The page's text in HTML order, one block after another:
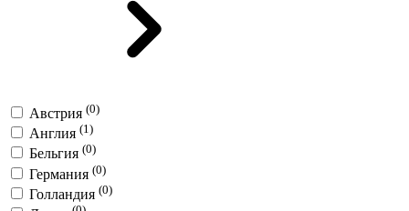
Австрия (0)
Англия (1)
Бельгия (0)
Германия (0)
Голландия (0)